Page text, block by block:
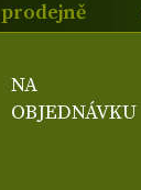
prodejně
NA
OBJEDNÁVKU